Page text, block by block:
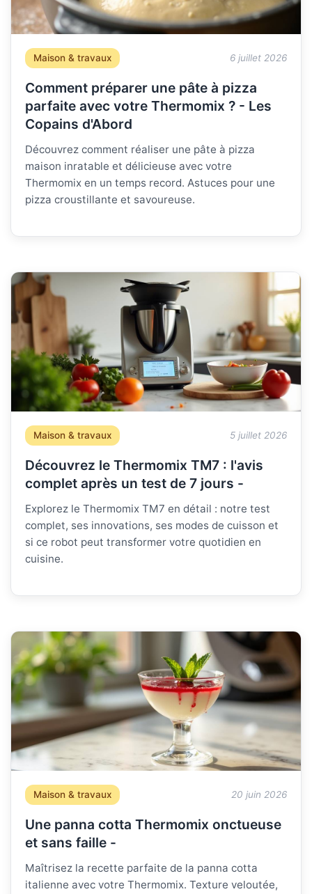
Maison & travaux 6 juillet 2026
Comment préparer une pâte à pizza
parfaite avec votre Thermomix ? - Les
Copains d'Abord
Découvrez comment réaliser une pâte à pizza
maison inratable et délicieuse avec votre
Thermomix en un temps record. Astuces pour une
pizza croustillante et savoureuse.
Maison & travaux 5 juillet 2026
Découvrez le Thermomix TM7 : l'avis
complet après un test de 7 jours -
Explorez le Thermomix TM7 en détail : notre test
complet, ses innovations, ses modes de cuisson et
si ce robot peut transformer votre quotidien en
cuisine.
Maison & travaux 20 juin 2026
Une panna cotta Thermomix onctueuse
et sans faille -
Maîtrisez la recette parfaite de la panna cotta
italienne avec votre Thermomix. Texture veloutée,